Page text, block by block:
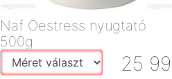
Naf Oestress nyugtató
500g
25